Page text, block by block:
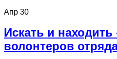
Апр 30
Искать и находить
волонтеров